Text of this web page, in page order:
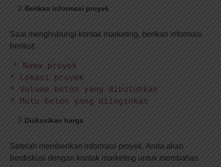
Berikan informasi proyek
Saat menghubungi kontak marketing, berikan informasi
berikut:
* Nama proyek
* Lokasi proyek
* Volume beton yang dibutuhkan
* Mutu beton yang diinginkan
Diskusikan harga
Setelah memberikan informasi proyek, Anda akan
berdiskusi dengan kontak marketing untuk membahas